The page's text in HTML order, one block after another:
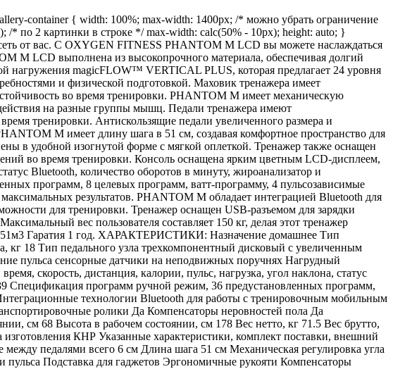
container { width: 100%; max-width: 1400px; /* можно убрать ограничение
по 2 картинки в строке */ max-width: calc(50% - 10px); height: auto; }
от вас. С OXYGEN FITNESS PHANTOM M LCD вы можете наслаждаться
M LCD выполнена из высокопрочного материала, обеспечивая долгий
нагружения magicFLOW™ VERTICAL PLUS, которая предлагает 24 уровня
и физической подготовкой. Маховик тренажера имеет
во время тренировки. PHANTOM M имеет механическую
на разные группы мышц. Педали тренажера имеют
тренировки. Антискользящие педали увеличенного размера и
M имеет длину шага в 51 см, создавая комфортное пространство для
в удобной изогнутой форме с мягкой оплеткой. Тренажер также оснащен
во время тренировки. Консоль оснащена ярким цветным LCD-дисплеем,
Bluetooth, количество оборотов в минуту, жироанализатор и
программ, 8 целевых программ, ватт-программу, 4 пульсозависимые
результатов. PHANTOM M обладает интеграцией Bluetooth для
для тренировки. Тренажер оснащен USB-разъемом для зарядки
вес пользователя составляет 150 кг, делая этот тренажер
0.51м3 Гаратия 1 год. ХАРАКТЕРИСТИКИ: Назначение домашнее Тип
кг 18 Тип педального узла трехкомпонентный дисковый с увеличенным
пульса сенсорные датчики на неподвижных поручнях Нагрудный
скорость, дистанция, калории, пульс, нагрузка, угол наклона, статус
Спецификация программ ручной режим, 36 предустановленных программ,
технологии Bluetooth для работы с тренировочным мобильным
ролики Да Компенсаторы неровностей пола Да
см 68 Высота в рабочем состоянии, см 178 Вес нетто, кг 71.5 Вес брутто,
КНР Указанные характеристики, комплект поставки, внешний
педалями всего 6 см Длина шага 51 см Механическая регулировка угла
Подставка для гаджетов Эргономичные рукояти Компенсаторы